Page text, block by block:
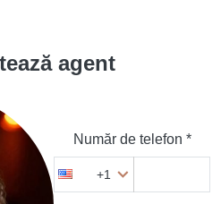
agent
Număr de telefon *
+1